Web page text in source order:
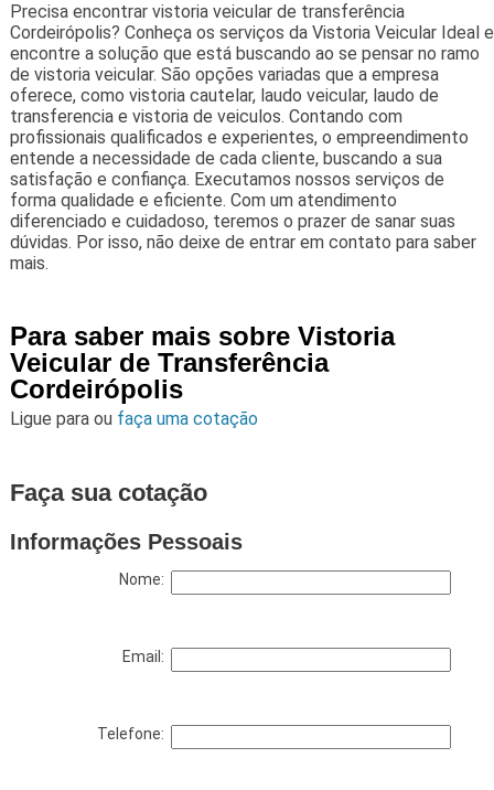
Precisa encontrar vistoria veicular de transferência
Cordeirópolis? Conheça os serviços da Vistoria Veicular Ideal e
encontre a solução que está buscando ao se pensar no ramo
de vistoria veicular. São opções variadas que a empresa
oferece, como vistoria cautelar, laudo veicular, laudo de
transferencia e vistoria de veiculos. Contando com
profissionais qualificados e experientes, o empreendimento
entende a necessidade de cada cliente, buscando a sua
satisfação e confiança. Executamos nossos serviços de
forma qualidade e eficiente. Com um atendimento
diferenciado e cuidadoso, teremos o prazer de sanar suas
dúvidas. Por isso, não deixe de entrar em contato para saber
mais.
Para saber mais sobre Vistoria
Veicular de Transferência
Cordeirópolis
Ligue para ou faça uma cotação
Faça sua cotação
Informações Pessoais
Nome:
Email:
Telefone: